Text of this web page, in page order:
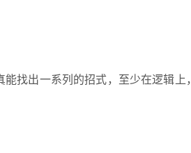
找出一系列的招式，至少在逻辑上